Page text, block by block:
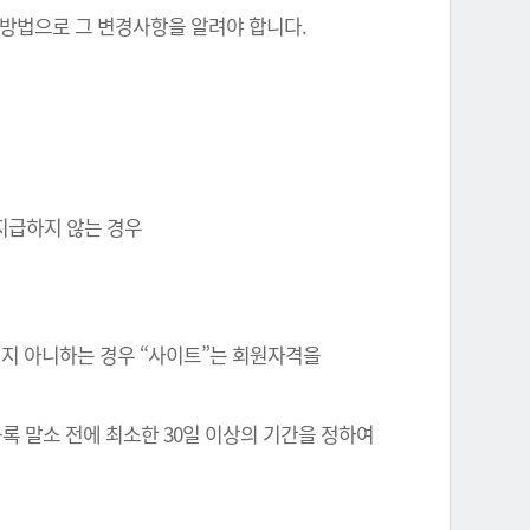
법으로 그 변경사항을 알려야 합니다.
급하지 않는 경우
아니하는 경우 “사이트”는 회원자격을
말소 전에 최소한 30일 이상의 기간을 정하여